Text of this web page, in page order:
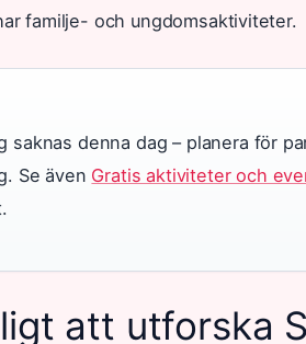
familje- och ungdomsaktiviteter.
saknas denna dag – planera för
Se även Gratis aktiviteter och
att utforska